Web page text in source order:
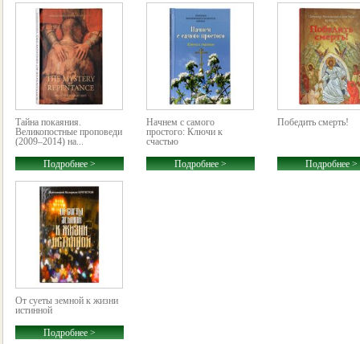
Тайна покаяния.
Великопостные проповеди
(2009–2014) на...
Подробнее >
Начнем с самого
простого: Ключи к
счастью
Подробнее >
Победить смерть!
Подробнее >
От суеты земной к жизни
истинной
Подробнее >